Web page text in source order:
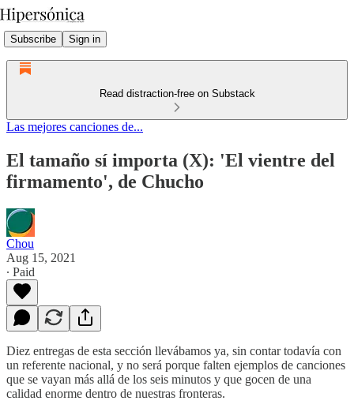
Subscribe Sign in
Read distraction-free on Substack
Las mejores canciones de...
El tamaño sí importa (X): 'El vientre del
firmamento', de Chucho
Chou
Aug 15, 2021
∙ Paid
Diez entregas de esta sección llevábamos ya, sin contar todavía con
un referente nacional, y no será porque falten ejemplos de canciones
que se vayan más allá de los seis minutos y que gocen de una
calidad enorme dentro de nuestras fronteras.